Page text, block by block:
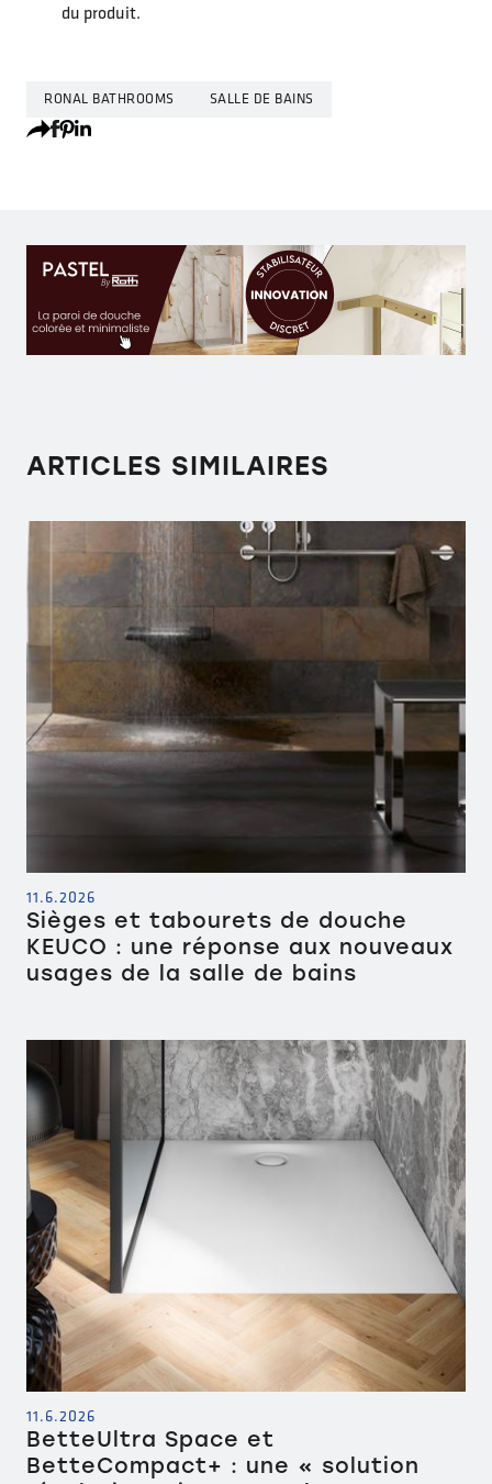
du produit.
RONAL BATHROOMS SALLE DE BAINS
ARTICLES SIMILAIRES
11.6.2026
Sièges et tabourets de douche
KEUCO : une réponse aux nouveaux
usages de la salle de bains
11.6.2026
BetteUltra Space et
BetteCompact+ : une « solution